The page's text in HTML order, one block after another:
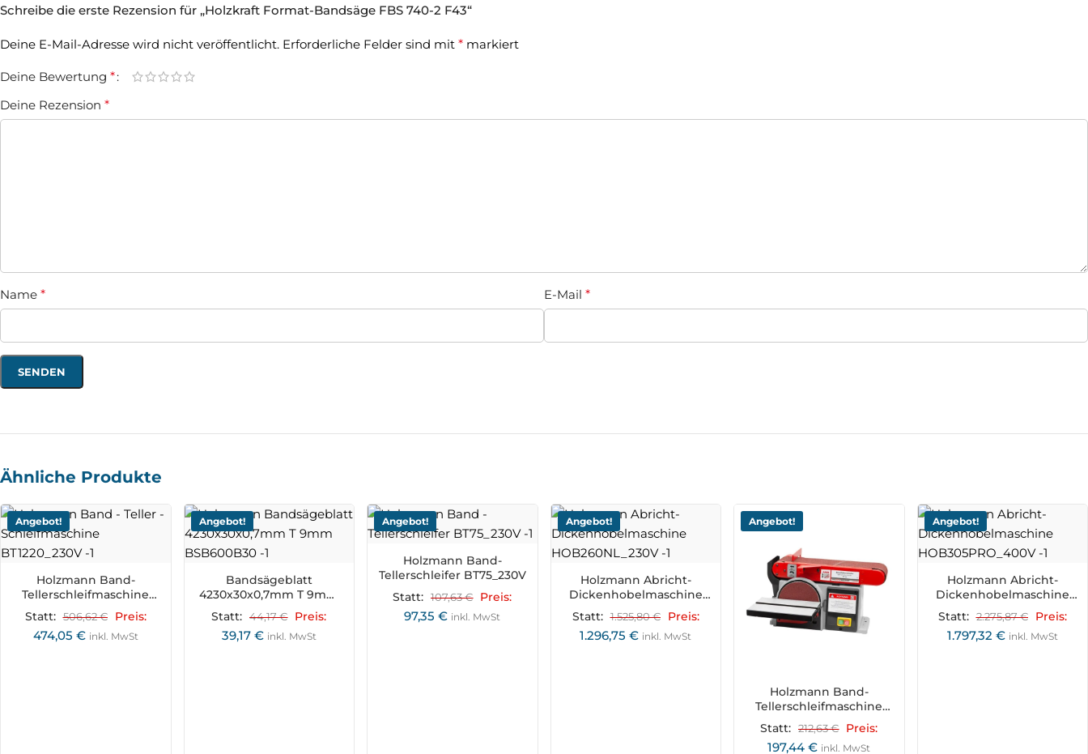
Schreibe die erste Rezension für „Holzkraft Format-Bandsäge FBS 740-2 F43“
Deine E-Mail-Adresse wird nicht veröffentlicht. Erforderliche Felder sind mit * markiert
Deine Bewertung *
Deine Rezension *
Name * E-Mail *
Ähnliche Produkte
Angebot!
Holzmann Band-
Tellerschleifmaschine
BT1220_230V
Statt: 506,62€ Preis:
474,05 € inkl. MwSt
Angebot!
Bandsägeblatt
4230x30x0,7mm T 9mm
BSB600B30
Statt: 44,17€ Preis:
39,17 € inkl. MwSt
Angebot!
Holzmann Band-
Tellerschleifer BT75_230V
Statt: 107,63€ Preis:
97,35€ inkl. MwSt
Angebot!
Holzmann Abricht-
Dickenhobelmaschine
HOB260NL_230V
Statt: 1.525,80€ Preis:
1.296,75€ inkl. MwSt
Angebot!
Holzmann Band-
Tellerschleifmaschine
BT46_230V
Statt: 212,63€ Preis:
197,44€ inkl. MwSt
Angebot!
Holzmann Abricht-
Dickenhobelmaschine
HOB305PRO_400V
Statt: 2.275,87€ Preis:
1.797,32 € inkl. MwSt